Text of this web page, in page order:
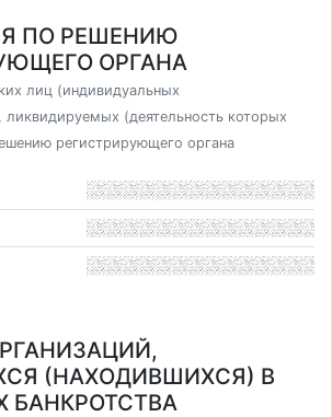
ПО РЕШЕНИЮ
ОРГАНА
лиц (индивидуальных
ликвидируемых (деятельность которых
регистрирующего органа
(НАХОДИВШИХСЯ) В
БАНКРОТСТВА